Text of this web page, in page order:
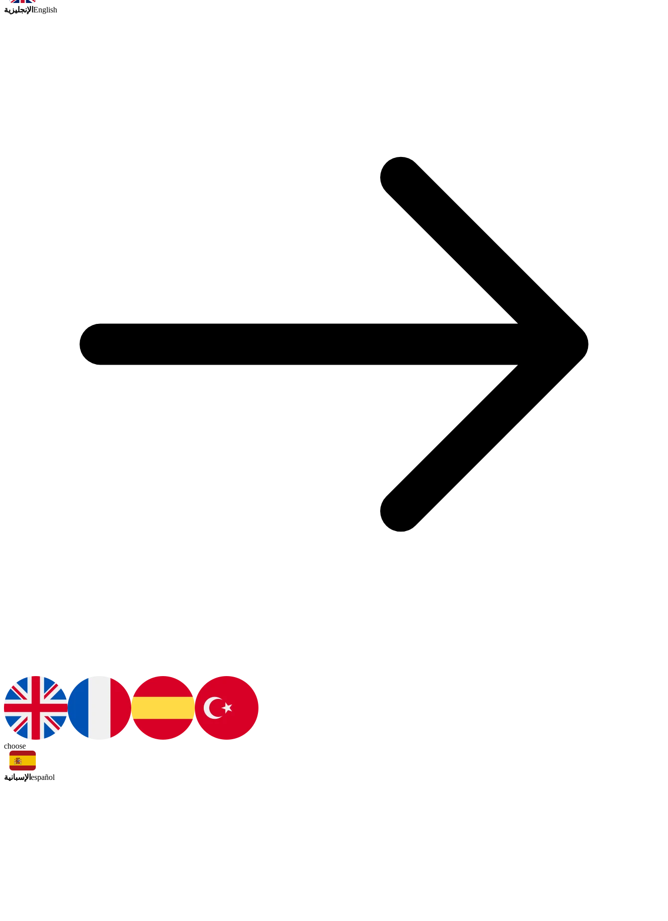
الإنجليزية English
choose
الإسبانية español